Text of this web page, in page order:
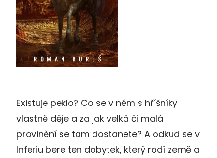
Existuje peklo? Co se v něm s hříšníky
vlastně děje a za jak velká či malá
provinění se tam dostanete? A odkud se v
Inferiu bere ten dobytek, který rodí země a